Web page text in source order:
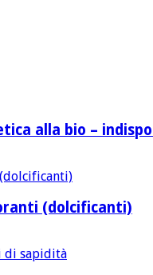
alla bio –
(dolcificanti)